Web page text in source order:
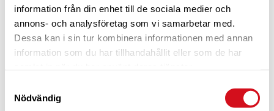
information från din enhet till de sociala medier och
annons- och analysföretag som vi samarbetar med.
Dessa kan i sin tur kombinera informationen med annan
information som du har tillhandahållit eller som de har
Nödvändig